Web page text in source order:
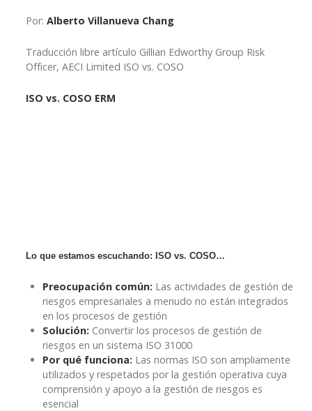
Por: Alberto Villanueva Chang
Traducción libre artículo Gillian Edworthy Group Risk
Officer, AECI Limited ISO vs. COSO
ISO vs. COSO ERM
Lo que estamos escuchando: ISO vs. COSO…
Preocupación común: Las actividades de gestión de
riesgos empresariales a menudo no están integrados
en los procesos de gestión
Solución: Convertir los procesos de gestión de
riesgos en un sistema ISO 31000
Por qué funciona: Las normas ISO son ampliamente
utilizados y respetados por la gestión operativa cuya
comprensión y apoyo a la gestión de riesgos es
esencial